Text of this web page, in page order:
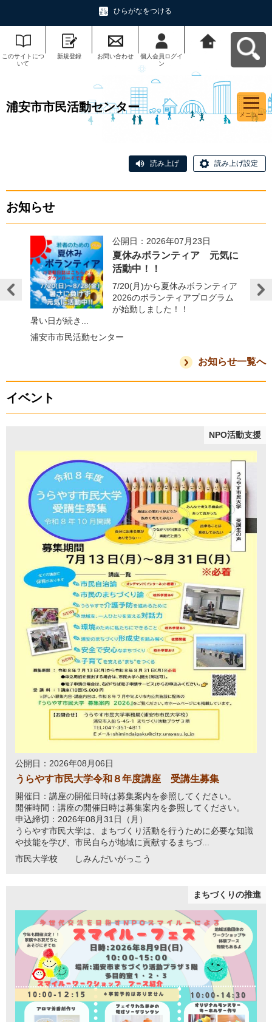
ひらがなをつける
このサイトにつ
いて
新規登録 お問い合わせ
個人会員ログイ
ン
浦安市市民活動センター
メニュー
読み上げ 読み上げ設定
お知らせ
公開日：2026年07月23日
夏休みボランティア 元気に
活動中！！
7/20(月)から夏休みボランティア
2026のボランティアプログラム
が始動しました！！
暑い日が続き...
浦安市市民活動センター
の実
お知らせ一覧へ
イベント
NPO活動支援
公開日：2026年08月06日
うらやす市民大学令和８年度講座 受講生募集
開催日：講座の開催日時は募集案内を参照してください。
開催時間：講座の開催日時は募集案内を参照してください。
申込締切：2026年08月31日（月）
うらやす市民大学は、まちづくり活動を行うために必要な知識
や技能を学び、市民自らが地域に貢献するまちづ...
市民大学校 しみんだいがっこう
まちづくりの推進